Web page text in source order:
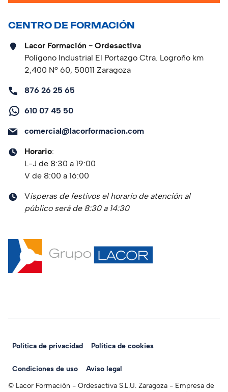
CENTRO DE FORMACIÓN
Lacor Formación - Ordesactiva
Polígono Industrial El Portazgo Ctra. Logroño km
2,400 Nº 60, 50011 Zaragoza
876 26 25 65
610 07 45 50
comercial@lacorformacion.com
Horario:
L-J de 8:30 a 19:00
V de 8:00 a 16:00
Vísperas de festivos el horario de atención al
público será de 8:30 a 14:30
Política de privacidad Política de cookies
Condiciones de uso
Aviso legal
© Lacor Formación - Ordesactiva S.L.U. Zaragoza - Empresa de